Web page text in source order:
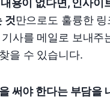
용이 없다면, 인사
것만으로도 훌륭한
사를 메일로 보내주
을 수 있습니다.
써야 한다는 부담을